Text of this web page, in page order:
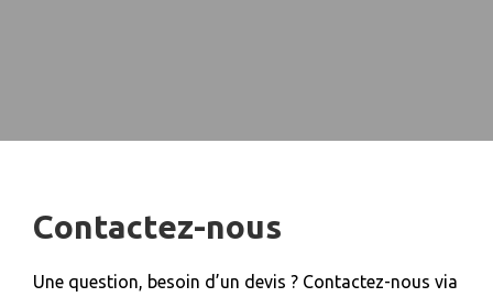
Contactez-nous
Une question, besoin d’un devis ? Contactez-nous via